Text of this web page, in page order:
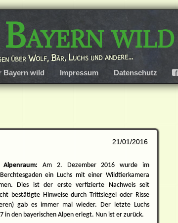
wild
über Wolf, Bär, Luchs und andere…
Bayern wild Impressum Datenschutz F
21/01/2016
Am 2. Dezember 2016 wurde im
ein Luchs mit einer Wildtierkamera
Dies ist der erste verfizierte Nachweis seit
bestätigte Hinweise durch Trittsiegel oder Risse
gab es immer mal wieder. Der letzte Luchs
in den bayerischen Alpen erlegt. Nun ist er zurück.